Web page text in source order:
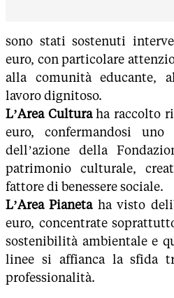
sono stati sostenuti
euro, con particolare
alla comunità educante,
lavoro dignitoso.
L’Area Culturaha raccolto
euro, confermandosi
dell’azione della
patrimonio culturale,
fattore di benessere sociale.
L’Area Pianetaha visto
euro, concentrate
sostenibilità ambientale e
linee si affianca la sfida
professionalità.